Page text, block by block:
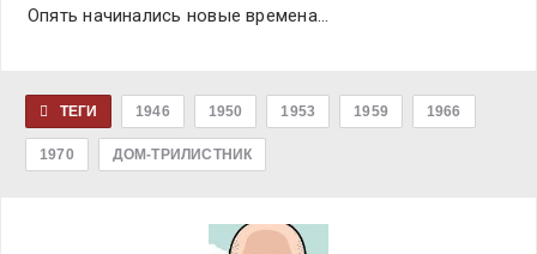
Опять начинались новые времена…
ТЕГИ 1946 1950 1953 1959 1966
1970 ДОМ-ТРИЛИСТНИК